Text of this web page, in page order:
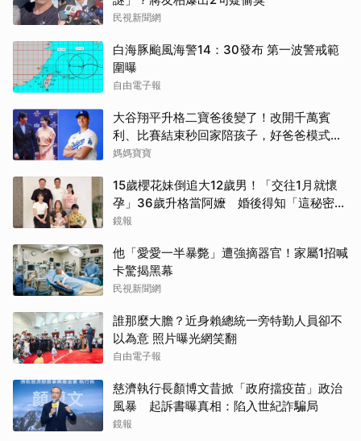
民視新聞網
白海豚颱風海警14：30發布 第一波警戒範
圍曝
自由電子報
大谷翔平升格二寶爸後變了！改開千萬賓
利、比賽結束秒回家陪孩子，好爸爸模式全
開
媽媽寶寶
15歲櫻花妹倒追大12歲男！「交往1月就懷
孕」36歲升格當阿嬤 婚後得知「這秘密」
傻眼了
鏡報
他「愛愛一半暴斃」遭強摘器官！家屬1招喊
卡驚揭黑幕
民視新聞網
誰那麼大膽？近身賴總統一旁特勤人員卻不
以為意 照片曝光網笑翻
自由電子報
慈濟執行長顏博文昔掀「政府擋疫苗」政治
風暴 起訴書曝真相：陷入世紀詐騙局
鏡報